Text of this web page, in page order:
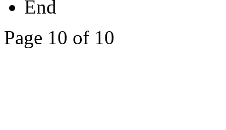
End
Page 10 of 10